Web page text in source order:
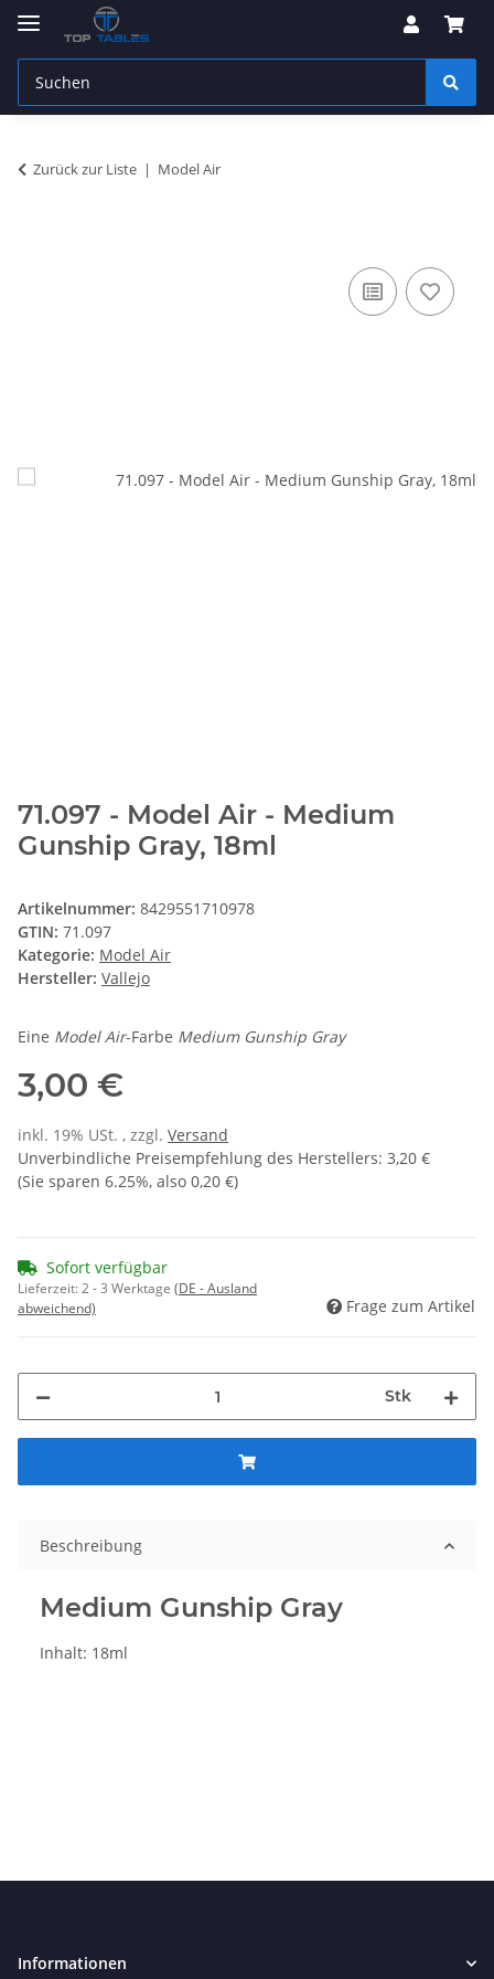
Zurück zur Liste Model Air
71.097 - Model Air - Medium
Gunship Gray, 18ml
Artikelnummer: 8429551710978
GTIN: 71.097
Kategorie: Model Air
Hersteller: Vallejo
Eine Model Air-Farbe Medium Gunship Gray
3,00 €
inkl. 19% USt. , zzgl. Versand
Unverbindliche Preisempfehlung des Herstellers: 3,20 €
(Sie sparen 6.25%, also 0,20 €)
Sofort verfügbar
Lieferzeit:2 - 3 Werktage (DE - Ausland
abweichend)
Frage zum Artikel
Stk
Beschreibung
Medium Gunship Gray
Inhalt: 18ml
Informationen